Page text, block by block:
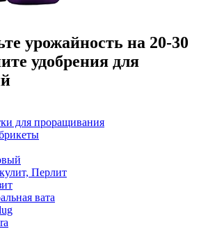
урожайность на 20-30
удобрения для
для проращивания
Перлит
вата